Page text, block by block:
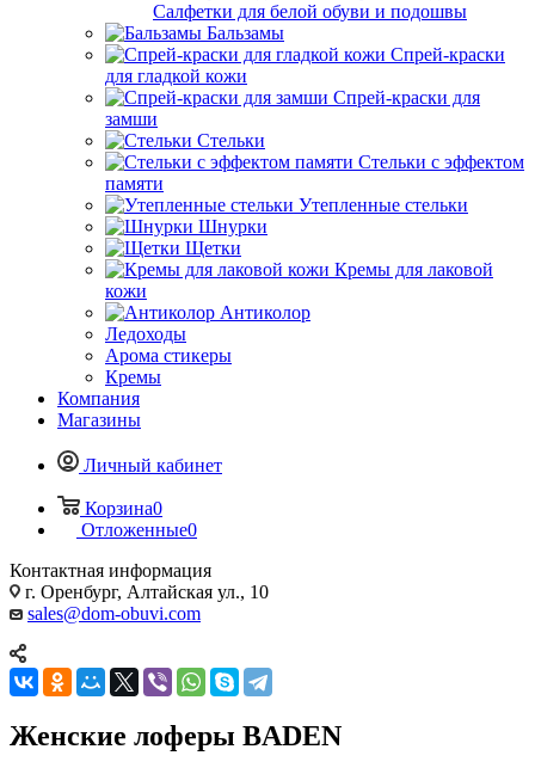
Салфетки для белой обуви и подошвы
Бальзамы
Спрей-краски
для гладкой кожи
Спрей-краски для
замши
Стельки
Стельки с эффектом
памяти
Утепленные стельки
Шнурки
Щетки
Кремы для лаковой
кожи
Антиколор
Ледоходы
Арома стикеры
Кремы
Компания
Магазины
Личный кабинет
Корзина0
Отложенные0
Контактная информация
г. Оренбург, Алтайская ул., 10
sales@dom-obuvi.com
Женские лоферы BADEN